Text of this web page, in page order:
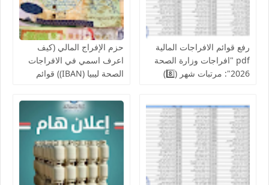
رفع قوائم الافراجات المالية
pdf "افراجات وزارة الصحة
2026": مرتبات شهر (8️⃣)
الوطني للبحوث الطبية
والكليات التقنية والمعاهد
حزم الإفراج المالي (كيف
اعرف اسمي في الافراجات
الصحة ليبيا (IBAN)) قوائم
الخدمات المالية الحجر
الزراعي ,جهاز حرس المنشآت
النفطية,جامعة المرقب, فزان,
الزنتان, الجفارة